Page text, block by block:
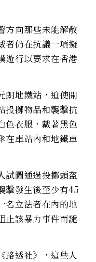
方向那些未能解散
者仍在抗議一項擬
遊行以要求在香港
朗地鐵站，迫使開
投擲物品和襲擊抗
色衣服，戴著黑色
在車站內和地鐵車
試圖通過投擲頭盔
擊發生後至少有45
名立法者在內的地
止該暴力事件而譴
路透社》，這些人